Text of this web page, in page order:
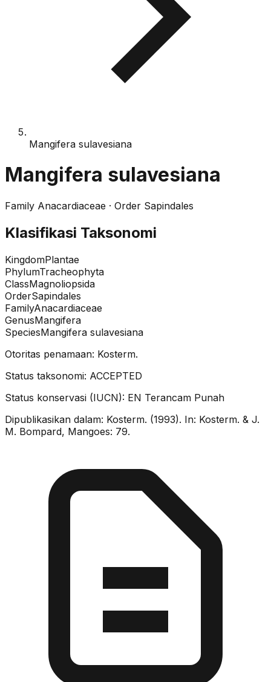
Mangifera sulavesiana
Mangifera sulavesiana
Family Anacardiaceae · Order Sapindales
Klasifikasi Taksonomi
KingdomPlantae
PhylumTracheophyta
ClassMagnoliopsida
OrderSapindales
FamilyAnacardiaceae
GenusMangifera
SpeciesMangifera sulavesiana
Otoritas penamaan: Kosterm.
Status taksonomi: ACCEPTED
Status konservasi (IUCN): EN Terancam Punah
Dipublikasikan dalam: Kosterm. (1993). In: Kosterm. & J.
M. Bompard, Mangoes: 79.